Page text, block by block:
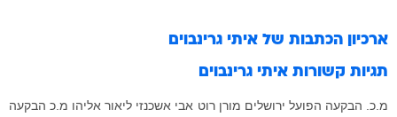
ארכיון הכתבות של איתי גרינבוים
תגיות קשורות איתי גרינבוים
מ.כ. הבקעה הפועל ירושלים מורן רוט אבי אשכנזי ליאור אליהו מ.כ הבקעה